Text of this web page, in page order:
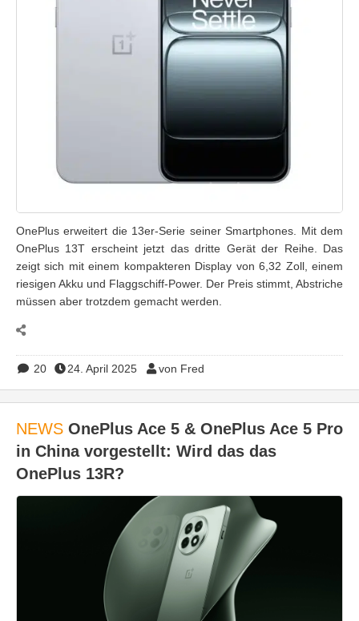
OnePlus erweitert die 13er-Serie seiner Smartphones. Mit dem
OnePlus 13T erscheint jetzt das dritte Gerät der Reihe. Das
zeigt sich mit einem kompakteren Display von 6,32 Zoll, einem
riesigen Akku und Flaggschiff-Power. Der Preis stimmt, Abstriche
müssen aber trotzdem gemacht werden.
20 24. April 2025 von Fred
NEWS OnePlus Ace 5 & OnePlus Ace 5 Pro
in China vorgestellt: Wird das das
OnePlus 13R?